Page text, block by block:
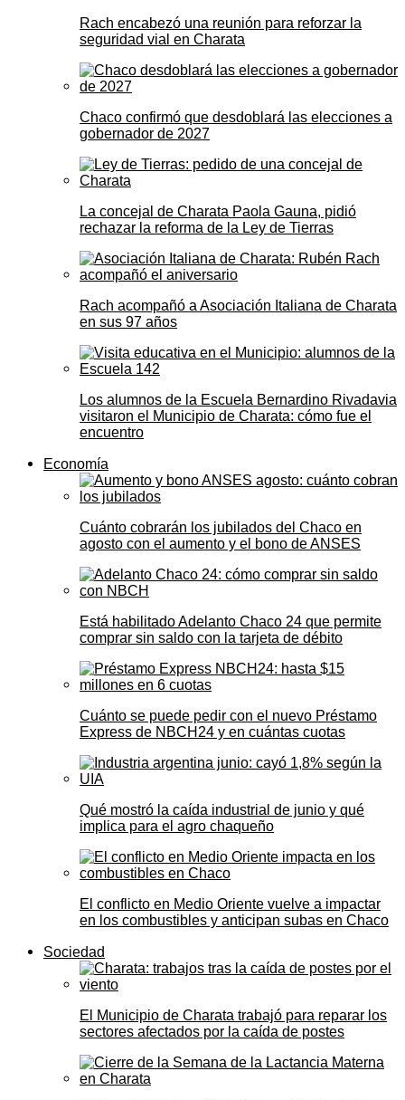
Rach encabezó una reunión para reforzar la
seguridad vial en Charata
Chaco confirmó que desdoblará las elecciones a
gobernador de 2027
La concejal de Charata Paola Gauna, pidió
rechazar la reforma de la Ley de Tierras
Rach acompañó a Asociación Italiana de Charata
en sus 97 años
Los alumnos de la Escuela Bernardino Rivadavia
visitaron el Municipio de Charata: cómo fue el
encuentro
Economía
Cuánto cobrarán los jubilados del Chaco en
agosto con el aumento y el bono de ANSES
Está habilitado Adelanto Chaco 24 que permite
comprar sin saldo con la tarjeta de débito
Cuánto se puede pedir con el nuevo Préstamo
Express de NBCH24 y en cuántas cuotas
Qué mostró la caída industrial de junio y qué
implica para el agro chaqueño
El conflicto en Medio Oriente vuelve a impactar
en los combustibles y anticipan subas en Chaco
Sociedad
El Municipio de Charata trabajó para reparar los
sectores afectados por la caída de postes